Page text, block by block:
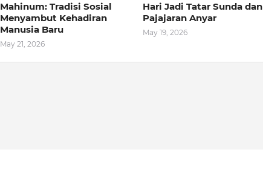
Mahinum: Tradisi Sosial
Menyambut Kehadiran
Manusia Baru
May 21, 2026
Hari Jadi Tatar Sunda dan
Pajajaran Anyar
May 19, 2026